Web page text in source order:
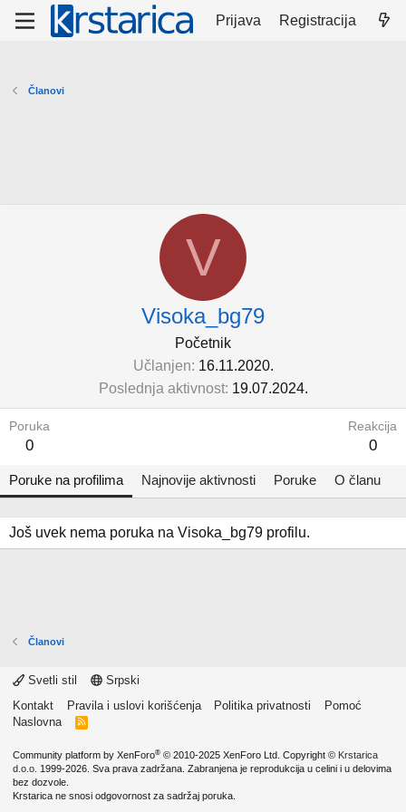
Prijava Registracija
Članovi
V
Visoka_bg79
Početnik
Učlanjen 16.11.2020.
Poslednja aktivnost 19.07.2024.
Poruka
0
Reakcija
0
Poruke na profilima Najnovije aktivnosti Poruke O članu
Još uvek nema poruka na Visoka_bg79 profilu.
Članovi
Svetli stil
Srpski
Kontakt
Pravila i uslovi korišćenja Politika privatnosti
Pomoć
Naslovna
R
Community platform by XenForo® © 2010-2025 XenForo Ltd. Copyright © Krstarica
d.o.o. 1999-2026. Sva prava zadržana. Zabranjena je reprodukcija u celini i u delovima
bez dozvole.
Krstarica ne snosi odgovornost za sadržaj poruka.